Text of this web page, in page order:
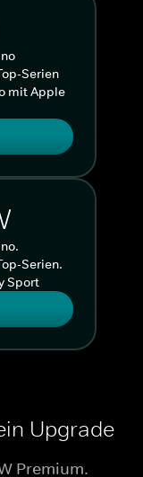
Serien
mit Apple
Serien.
Sport
Upgrade
Premium.